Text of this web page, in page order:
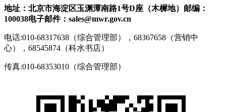
地址：北京市海淀区玉渊潭南路1号D座（木樨地） 邮编：
100038电子邮件：sales@mwr.gov.cn
电话:010-68317638（综合管理部），68367658（营销中
心），68545874（科水书店）
传真:010-68353010（综合管理部）